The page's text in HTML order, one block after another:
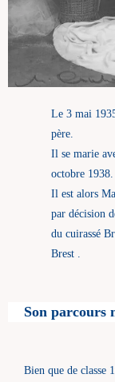
Le 3 mai
père.
Il se marie
octobre 1938.
Il est alors
par décision
du cuirassé
Brest .
Son parcours
Bien que de classe